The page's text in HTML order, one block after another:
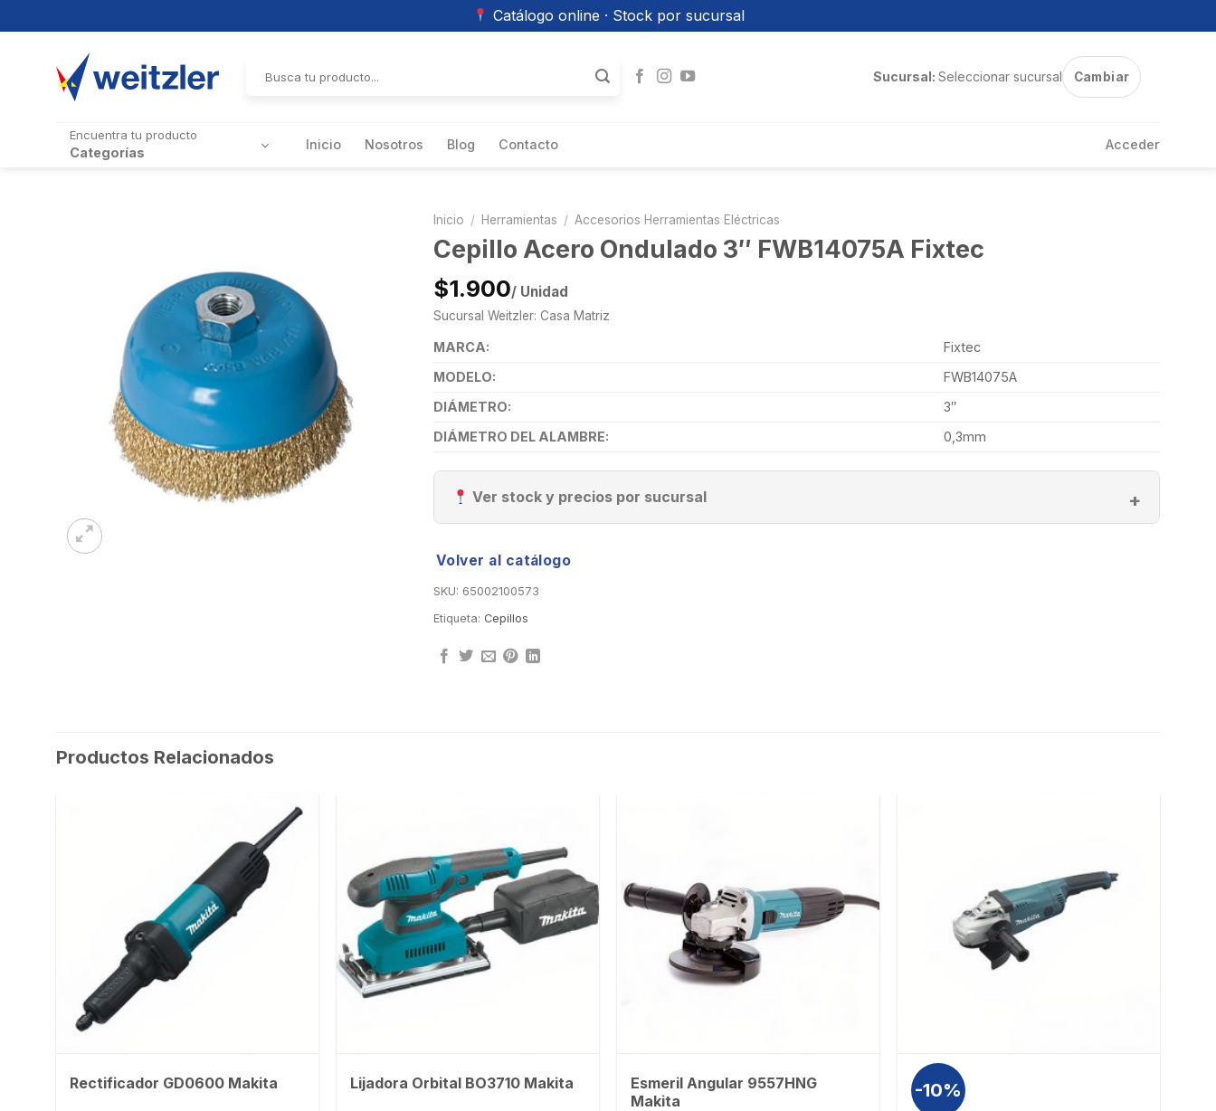
Catálogo online · Stock por sucursal
por:
Sucursal: Seleccionar sucursal Cambiar
Encuentra tu producto
Categorías Inicio Nosotros Blog Contacto Acceder
Inicio / Herramientas / Accesorios Herramientas Eléctricas
Cepillo Acero Ondulado 3″ FWB14075A Fixtec
$1.900/ Unidad
Sucursal Weitzler: Casa Matriz
MARCA:
Fixtec
MODELO:
FWB14075A
DIÁMETRO:
3″
DIÁMETRO DEL ALAMBRE:
0,3mm
Ver stock y precios por sucursal
Volver al catálogo
SKU: 65002100573
Etiqueta: Cepillos
Productos Relacionados
Rectificador GD0600 Makita Lijadora Orbital BO3710 Makita
Esmeril Angular 9557HNG
Makita
-10%